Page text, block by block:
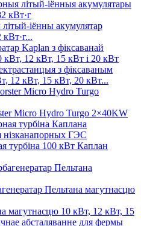
іённы акумулятар
з фіксаваным
12 кВт, 15 кВт, 20 кВт...
Micro Hydro Turgo 2×40KW
турбіна 100 кВт Каплан
Пельтана магутнасцю